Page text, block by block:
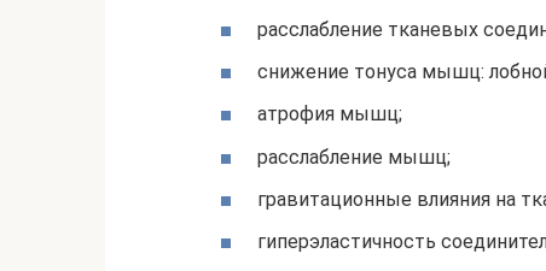
расслабление тканевых
снижение тонуса мышц:
атрофия мышц;
расслабление мышц;
гравитационные влияния на
гиперэластичность